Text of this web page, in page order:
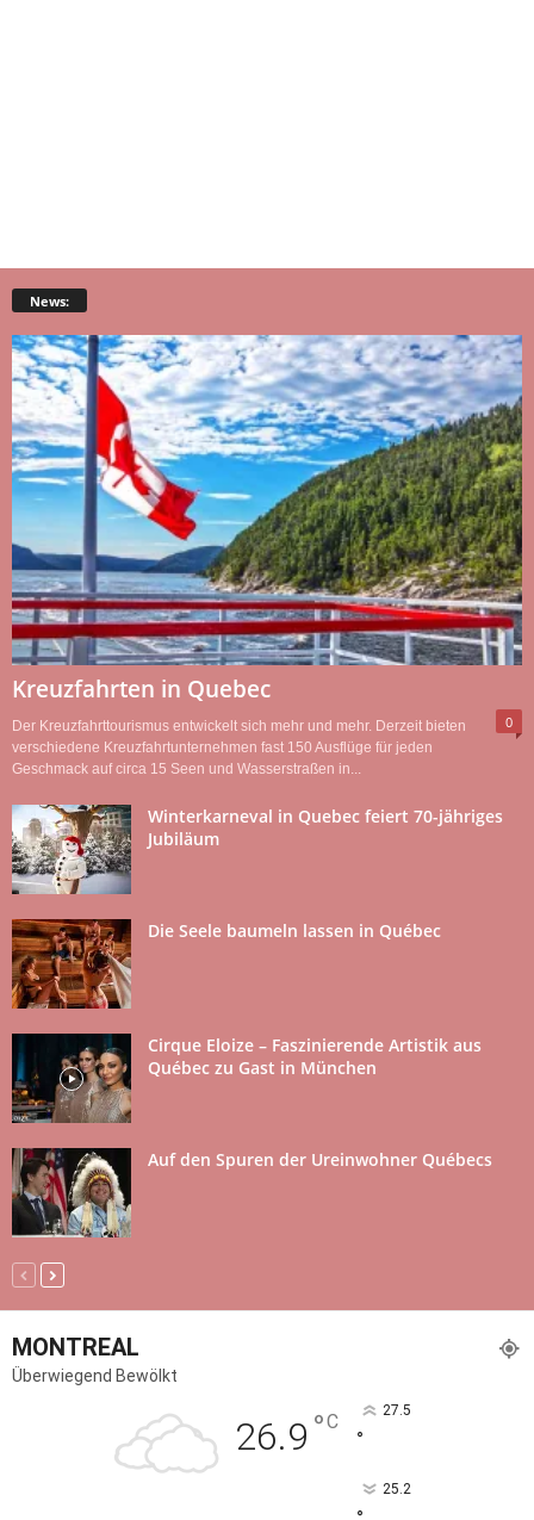
News:
Kreuzfahrten in Quebec
0
Der Kreuzfahrttourismus entwickelt sich mehr und mehr. Derzeit bieten
verschiedene Kreuzfahrtunternehmen fast 150 Ausflüge für jeden
Geschmack auf circa 15 Seen und Wasserstraßen in...
Winterkarneval in Quebec feiert 70-jähriges
Jubiläum
Die Seele baumeln lassen in Québec
Cirque Eloize – Faszinierende Artistik aus
Québec zu Gast in München
Auf den Spuren der Ureinwohner Québecs
MONTREAL
Überwiegend Bewölkt
26.9 °C 27.5
°
25.2